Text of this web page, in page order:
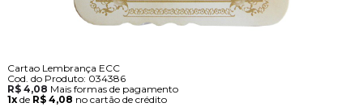
Cartao Lembrança ECC
Cod. do Produto: 034386
R$ 4,08 Mais formas de pagamento
1xde R$ 4,08 no cartão de crédito